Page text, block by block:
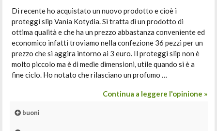
Di recente ho acquistato un nuovo prodotto e cioè i
proteggi slip Vania Kotydia. Si tratta di un prodotto di
ottima qualità e che ha un prezzo abbastanza conveniente ed
economico infatti troviamo nella confezione 36 pezzi per un
prezzo che si aggira intorno ai 3 euro. Il proteggi slip non è
molto piccolo ma è di medie dimensioni, utile quando si è a
fine ciclo. Ho notato che rilasciano un profumo …
Continua a leggere l'opinione »
buoni